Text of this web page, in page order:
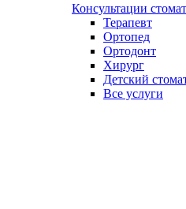
Консультации
Терапевт
Ортопед
Ортодонт
Хирург
Детский
Все услуги